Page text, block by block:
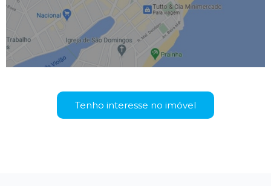
Tenho interesse no imóvel